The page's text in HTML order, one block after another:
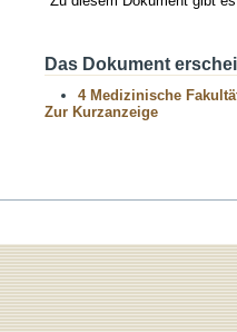
Das Dokument
4 Medizinische
Zur Kurzanzeige